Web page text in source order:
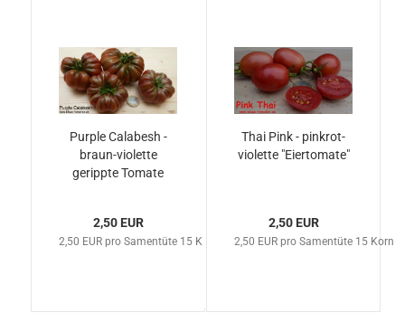
Purple Calabesh -
braun-violette
gerippte Tomate
2,50 EUR
2,50 EUR pro Samentüte 15 Korn
Thai Pink - pinkrot-
violette "Eiertomate"
2,50 EUR
2,50 EUR pro Samentüte 15 Korn